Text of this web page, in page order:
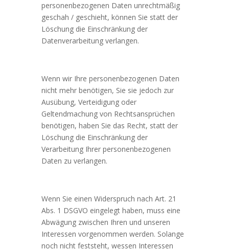
personenbezogenen Daten unrechtmäßig
geschah / geschieht, können Sie statt der
Löschung die Einschränkung der
Datenverarbeitung verlangen.
Wenn wir Ihre personenbezogenen Daten
nicht mehr benötigen, Sie sie jedoch zur
Ausübung, Verteidigung oder
Geltendmachung von Rechtsansprüchen
benötigen, haben Sie das Recht, statt der
Löschung die Einschränkung der
Verarbeitung Ihrer personenbezogenen
Daten zu verlangen.
Wenn Sie einen Widerspruch nach Art. 21
Abs. 1 DSGVO eingelegt haben, muss eine
Abwägung zwischen Ihren und unseren
Interessen vorgenommen werden. Solange
noch nicht feststeht, wessen Interessen